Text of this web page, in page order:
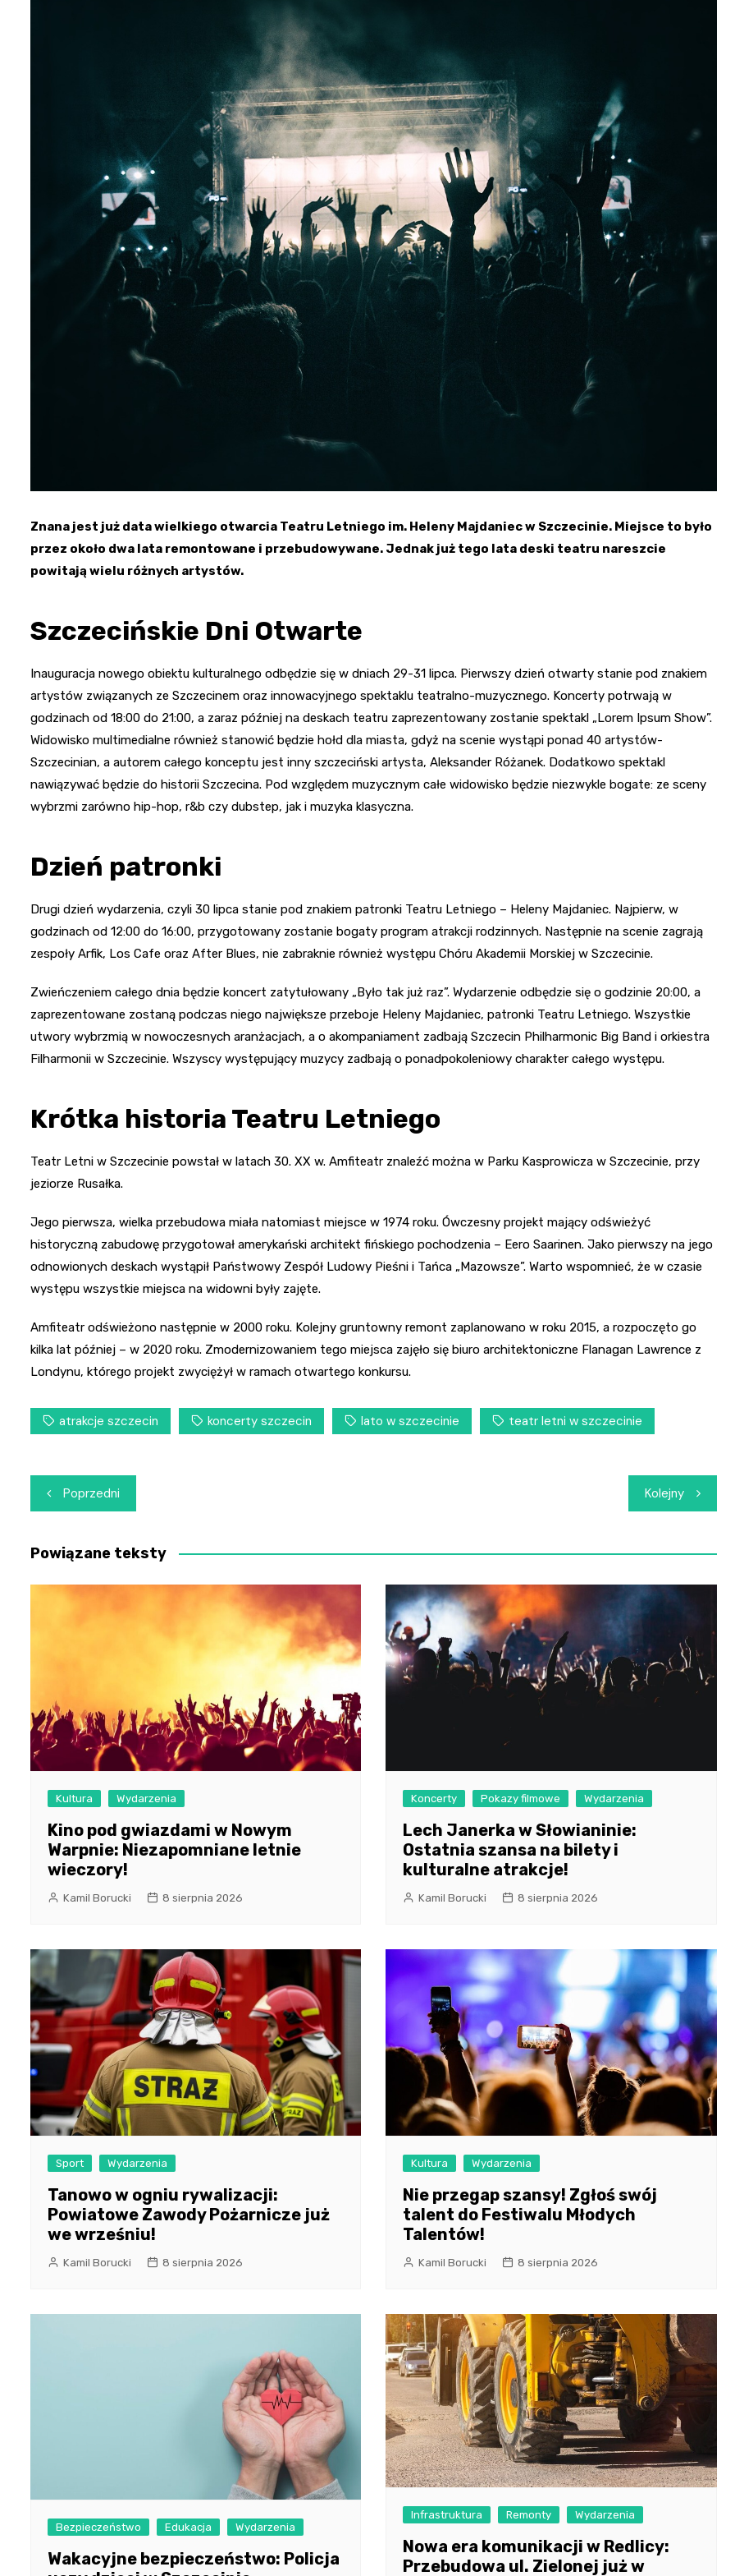
Znana jest już data wielkiego otwarcia Teatru Letniego im. Heleny Majdaniec w Szczecinie. Miejsce to było
przez około dwa lata remontowane i przebudowywane. Jednak już tego lata deski teatru nareszcie
powitają wielu różnych artystów.
Szczecińskie Dni Otwarte
Inauguracja nowego obiektu kulturalnego odbędzie się w dniach 29-31 lipca. Pierwszy dzień otwarty stanie pod znakiem
artystów związanych ze Szczecinem oraz innowacyjnego spektaklu teatralno-muzycznego. Koncerty potrwają w
godzinach od 18:00 do 21:00, a zaraz później na deskach teatru zaprezentowany zostanie spektakl „Lorem Ipsum Show”.
Widowisko multimedialne również stanowić będzie hołd dla miasta, gdyż na scenie wystąpi ponad 40 artystów-
Szczecinian, a autorem całego konceptu jest inny szczeciński artysta, Aleksander Różanek. Dodatkowo spektakl
nawiązywać będzie do historii Szczecina. Pod względem muzycznym całe widowisko będzie niezwykle bogate: ze sceny
wybrzmi zarówno hip-hop, r&b czy dubstep, jak i muzyka klasyczna.
Dzień patronki
Drugi dzień wydarzenia, czyli 30 lipca stanie pod znakiem patronki Teatru Letniego – Heleny Majdaniec. Najpierw, w
godzinach od 12:00 do 16:00, przygotowany zostanie bogaty program atrakcji rodzinnych. Następnie na scenie zagrają
zespoły Arfik, Los Cafe oraz After Blues, nie zabraknie również występu Chóru Akademii Morskiej w Szczecinie.
Zwieńczeniem całego dnia będzie koncert zatytułowany „Było tak już raz”. Wydarzenie odbędzie się o godzinie 20:00, a
zaprezentowane zostaną podczas niego największe przeboje Heleny Majdaniec, patronki Teatru Letniego. Wszystkie
utwory wybrzmią w nowoczesnych aranżacjach, a o akompaniament zadbają Szczecin Philharmonic Big Band i orkiestra
Filharmonii w Szczecinie. Wszyscy występujący muzycy zadbają o ponadpokoleniowy charakter całego występu.
Krótka historia Teatru Letniego
Teatr Letni w Szczecinie powstał w latach 30. XX w. Amfiteatr znaleźć można w Parku Kasprowicza w Szczecinie, przy
jeziorze Rusałka.
Jego pierwsza, wielka przebudowa miała natomiast miejsce w 1974 roku. Ówczesny projekt mający odświeżyć
historyczną zabudowę przygotował amerykański architekt fińskiego pochodzenia – Eero Saarinen. Jako pierwszy na jego
odnowionych deskach wystąpił Państwowy Zespół Ludowy Pieśni i Tańca „Mazowsze”. Warto wspomnieć, że w czasie
występu wszystkie miejsca na widowni były zajęte.
Amfiteatr odświeżono następnie w 2000 roku. Kolejny gruntowny remont zaplanowano w roku 2015, a rozpoczęto go
kilka lat później – w 2020 roku. Zmodernizowaniem tego miejsca zajęło się biuro architektoniczne Flanagan Lawrence z
Londynu, którego projekt zwyciężył w ramach otwartego konkursu.
atrakcje szczecin koncerty szczecin lato w szczecinie teatr letni w szczecinie
Nawigacja
wpisu
Poprzedni Kolejny
Powiązane teksty
Kultura Wydarzenia
Kino pod gwiazdami w Nowym
Warpnie: Niezapomniane letnie
wieczory!
Kamil Borucki 8 sierpnia 2026
Koncerty Pokazy filmowe Wydarzenia
Lech Janerka w Słowianinie:
Ostatnia szansa na bilety i
kulturalne atrakcje!
Kamil Borucki 8 sierpnia 2026
Sport Wydarzenia
Tanowo w ogniu rywalizacji:
Powiatowe Zawody Pożarnicze już
we wrześniu!
Kamil Borucki 8 sierpnia 2026
Kultura Wydarzenia
Nie przegap szansy! Zgłoś swój
talent do Festiwalu Młodych
Talentów!
Kamil Borucki 8 sierpnia 2026
Bezpieczeństwo Edukacja Wydarzenia
Wakacyjne bezpieczeństwo: Policja
Infrastruktura Remonty Wydarzenia
Nowa era komunikacji w Redlicy:
Przebudowa ul. Zielonej już w